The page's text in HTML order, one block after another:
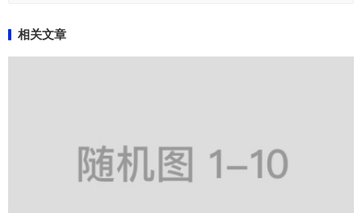
相关文章